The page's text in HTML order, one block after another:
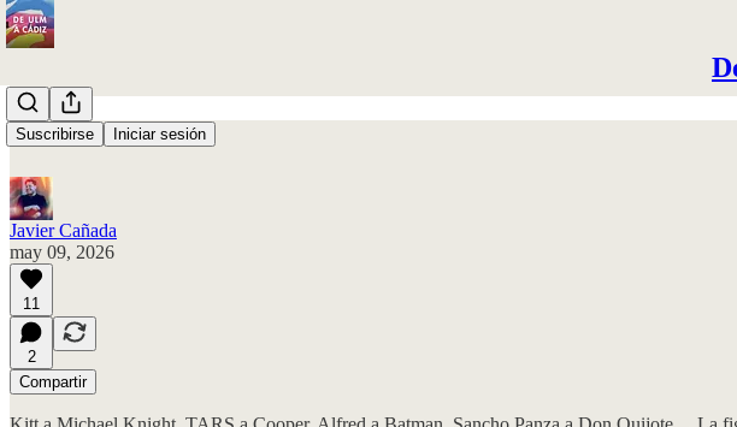
Suscribirse Iniciar sesión
Un vaso de leche
Javier Cañada
may 09, 2026
11
2
Compartir